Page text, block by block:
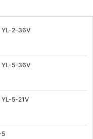
YL-2-36V
YL-5-36V
5-21V
5